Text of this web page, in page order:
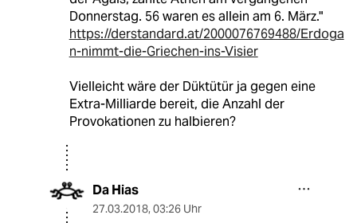
Donnerstag. 56 waren es allein am 6. März."
https://derstandard.at/2000076769488/Erdoga
n-nimmt-die-Griechen-ins-Visier
Vielleicht wäre der Düktütür ja gegen eine
Extra-Milliarde bereit, die Anzahl der
Provokationen zu halbieren?
Da Hias
27.03.2018, 03:26 Uhr